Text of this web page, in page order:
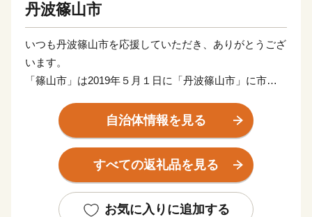
丹波篠山市
いつも丹波篠山市を応援していただき、ありがとうござ
います。
「篠山市」は2019年５月１日に「丹波篠山市」に市名
これからも、小京都や日本の原風景ともいわれるまちな
み、景観、自然や文化を守り、黒大豆をはじめとする美
味しい農産物をPRしていきます。
おかげさまで「丹波篠山」は、今、大きな人気を呼び、
さととして、全国に発信します。
自治体情報を見る
すべての返礼品を見る
お気に入りに追加する